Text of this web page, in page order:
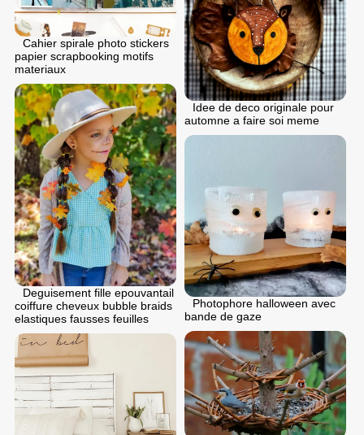
Cahier spirale photo stickers
papier scrapbooking motifs
materiaux
Idee de deco originale pour
automne a faire soi meme
Deguisement fille epouvantail
coiffure cheveux bubble braids
elastiques fausses feuilles
Photophore halloween avec
bande de gaze